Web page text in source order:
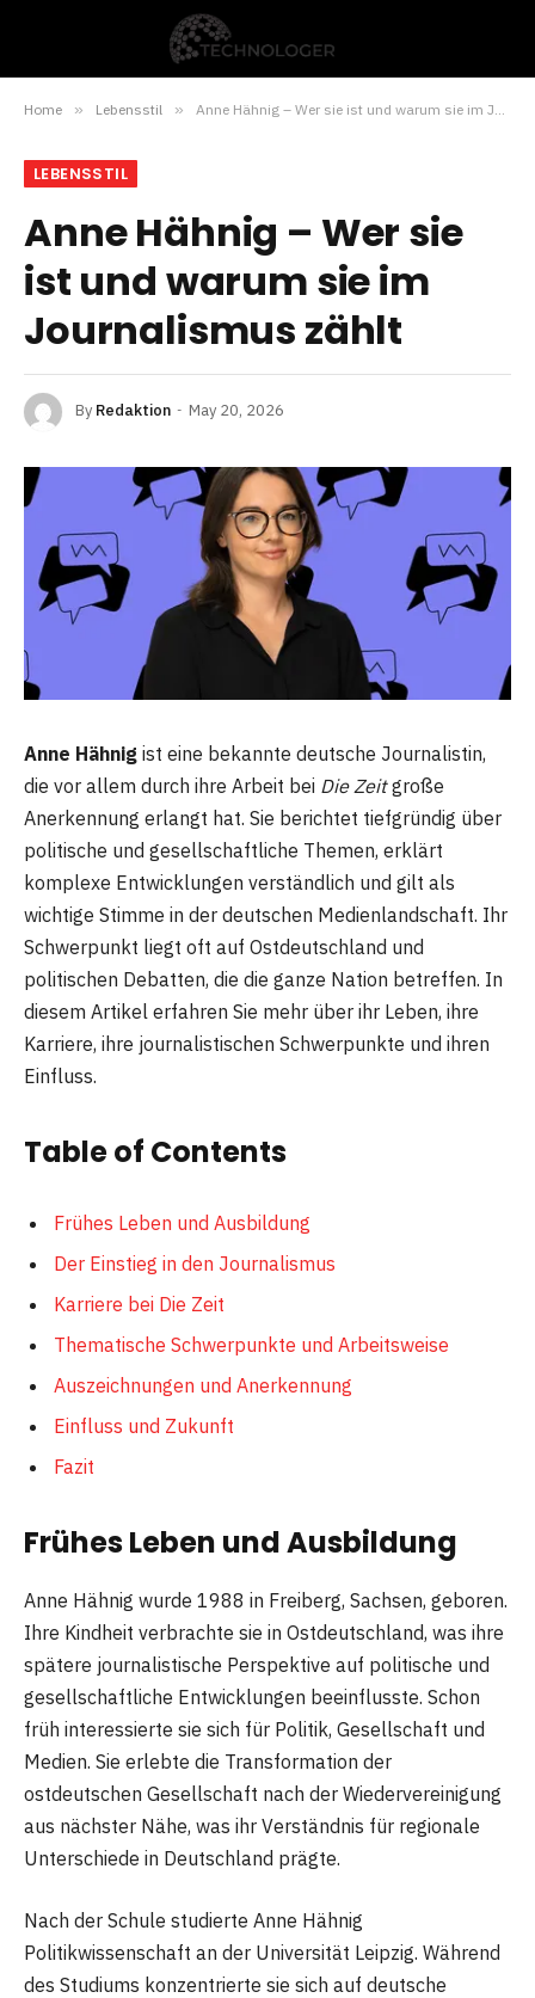
Home » Lebensstil » Anne Hähnig – Wer sie ist und warum sie im Journalismus zählt
LEBENSSTIL
Anne Hähnig – Wer sie
ist und warum sie im
Journalismus zählt
By Redaktion May 20, 2026
Anne Hähnig ist eine bekannte deutsche Journalistin,
die vor allem durch ihre Arbeit bei Die Zeitgroße
Anerkennung erlangt hat. Sie berichtet tiefgründig über
politische und gesellschaftliche Themen, erklärt
komplexe Entwicklungen verständlich und gilt als
wichtige Stimme in der deutschen Medienlandschaft. Ihr
Schwerpunkt liegt oft auf Ostdeutschland und
politischen Debatten, die die ganze Nation betreffen. In
diesem Artikel erfahren Sie mehr über ihr Leben, ihre
Karriere, ihre journalistischen Schwerpunkte und ihren
Einfluss.
Table of Contents
Frühes Leben und Ausbildung
Der Einstieg in den Journalismus
Karriere bei Die Zeit
Thematische Schwerpunkte und Arbeitsweise
Auszeichnungen und Anerkennung
Einfluss und Zukunft
Fazit
Frühes Leben und Ausbildung
Anne Hähnig wurde 1988 in Freiberg, Sachsen, geboren.
Ihre Kindheit verbrachte sie in Ostdeutschland, was ihre
spätere journalistische Perspektive auf politische und
gesellschaftliche Entwicklungen beeinflusste. Schon
früh interessierte sie sich für Politik, Gesellschaft und
Medien. Sie erlebte die Transformation der
ostdeutschen Gesellschaft nach der Wiedervereinigung
aus nächster Nähe, was ihr Verständnis für regionale
Unterschiede in Deutschland prägte.
Nach der Schule studierte Anne Hähnig
Politikwissenschaft an der Universität Leipzig. Während
des Studiums konzentrierte sie sich auf deutsche